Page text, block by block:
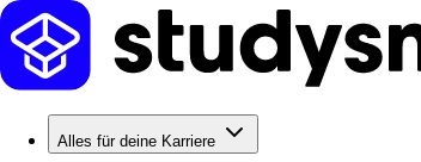
Alles für deine Karriere